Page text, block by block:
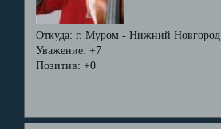
Откуда: г. Муром - Нижний Новгород
Уважение: +7
Позитив: +0